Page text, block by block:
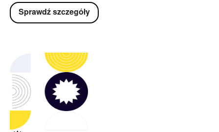
Sprawdź szczegóły